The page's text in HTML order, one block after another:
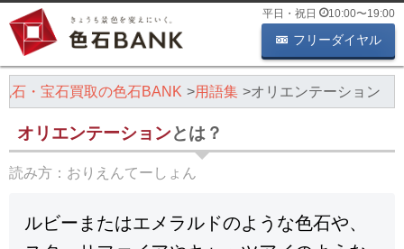
平日・祝日 10:00〜19:00
フリーダイヤル
石・宝石買取の色石BANK 用語集 オリエンテーション
オリエンテーションとは？
読み方： おりえんてーしょん
ルビーまたはエメラルドのような色石や、